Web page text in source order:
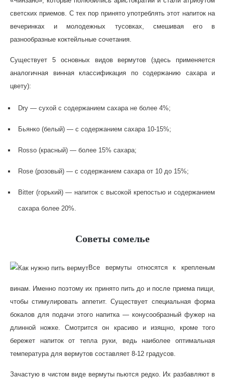
светских приемов. С тех пор принято употреблять этот напиток на
вечеринках и молодежных тусовках, смешивая его в
разнообразные коктейльные сочетания.
Существует 5 основных видов вермутов (здесь применяется
аналогичная винная классификация по содержанию сахара и
цвету):
Dry — сухой с содержанием сахара не более 4%;
Бьянко (белый) — с содержанием сахара 10-15%;
Rosso (красный) — более 15% сахара;
Rose (розовый) — с содержанием сахара от 10 до 15%;
Bitter (горький) — напиток с высокой крепостью и содержанием
сахара более 20%.
Советы сомелье
Все вермуты относятся к крепленым
винам. Именно поэтому их принято пить до и после приема пищи,
чтобы стимулировать аппетит. Существует специальная форма
бокалов для подачи этого напитка — конусообразный фужер на
длинной ножке. Смотрится он красиво и изящно, кроме того
бережет напиток от тепла руки, ведь наиболее оптимальная
температура для вермутов составляет 8-12 градусов.
Зачастую в чистом виде вермуты пьются редко. Их разбавляют в